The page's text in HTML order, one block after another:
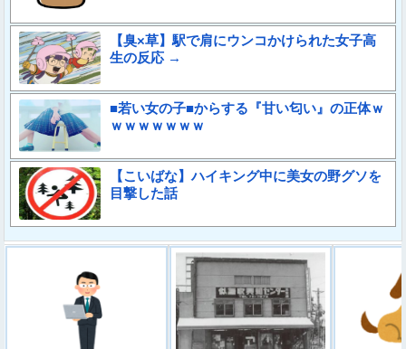
【臭×草】駅で肩にウンコかけられた女子高
生の反応 →
■若い女の子■からする『甘い匂い』の正体ｗ
ｗｗｗｗｗｗｗ
【こいばな】ハイキング中に美女の野グソを
目撃した話